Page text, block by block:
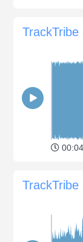
TrackTribe